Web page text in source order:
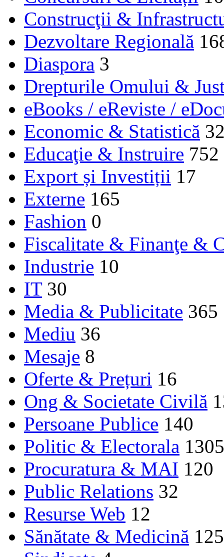
Construcţii &
Dezvoltare Regională
Diaspora 3
Drepturile Omului &
eBooks / eReviste /
Economic & Statistică
Educaţie & Instruire 752
Export și Investiții 17
Externe 165
Fashion 0
Fiscalitate & Finanţe &
Industrie 10
IT 30
Media & Publicitate 365
Mediu 36
Mesaje 8
Oferte & Prețuri 16
Ong & Societate Civilă
Persoane Publice 140
Politic & Electorala 1305
Procuratura & MAI 120
Public Relations 32
Resurse Web 12
Sănătate & Medicină 125